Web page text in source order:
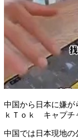
中国から日本に嫌
ｋＴｏｋ キャプチ
中国では日本現地の